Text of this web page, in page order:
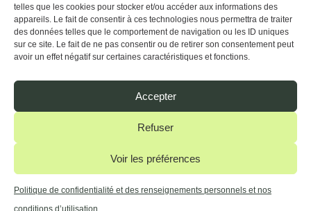
telles que les cookies pour stocker et/ou accéder aux informations des
appareils. Le fait de consentir à ces technologies nous permettra de traiter
des données telles que le comportement de navigation ou les ID uniques
sur ce site. Le fait de ne pas consentir ou de retirer son consentement peut
avoir un effet négatif sur certaines caractéristiques et fonctions.
Accepter
Refuser
Voir les préférences
Politique de confidentialité et des renseignements personnels et nos
conditions d’utilisation
Disponible 24 h / 7 jours
Nous joindre
© Tous droits réservés - Action Santé LC